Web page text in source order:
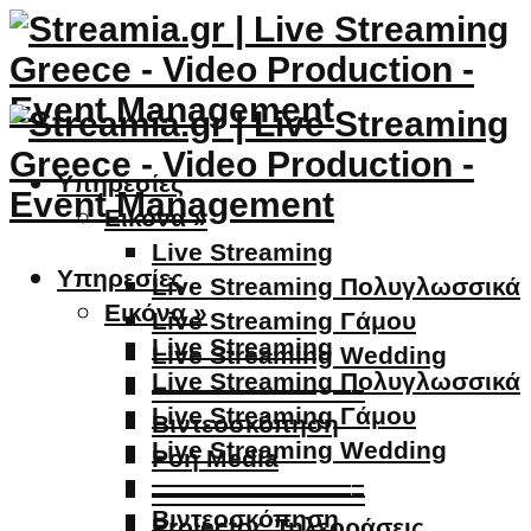
Υπηρεσίες
Εικόνα »
Live Streaming
Live Streaming Πολυγλωσσικά
Live Streaming Γάμου
Live Streaming Wedding
————————–
Βιντεοσκόπηση
Ροή Media
————————–
Υπηρεσίες
Εικόνα »
Live Streaming
Live Streaming Πολυγλωσσικά
Live Streaming Γάμου
Live Streaming Wedding
————————–
Βιντεοσκόπηση